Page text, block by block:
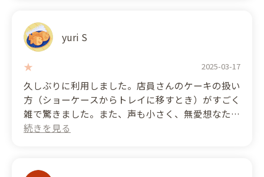
yuri S
2025-03-17
久しぶりに利用しました。店員さんのケーキの扱い
方（ショーケースからトレイに移すとき）がすごく
雑で驚きました。また、声も小さく、無愛想なた
め、何を言っているのか分からない。最低限の接客
思います。 (Translated by Google) I visited this